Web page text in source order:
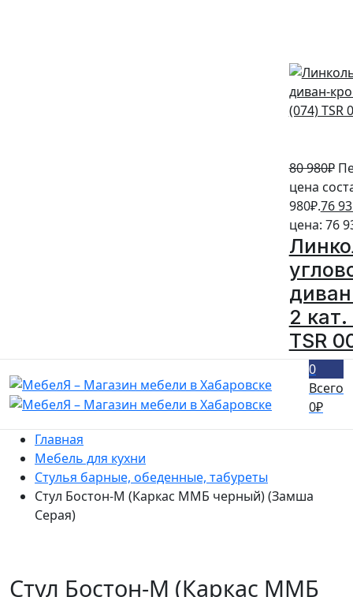
80 980₽
цена
980₽.76
цена: 76
2
TSR
0
Всего
0₽
Главная
Мебель для кухни
Стулья барные, обеденные, табуреты
Стул Бостон-М (Каркас ММБ черный) (Замша
Серая)
Стул Бостон-М (Каркас ММБ